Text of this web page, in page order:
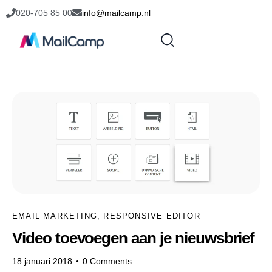
020-705 85 00 info@mailcamp.nl
EMAIL MARKETING RESPONSIVE EDITOR
Video toevoegen aan je nieuwsbrief
18 januari 2018 0 Comments